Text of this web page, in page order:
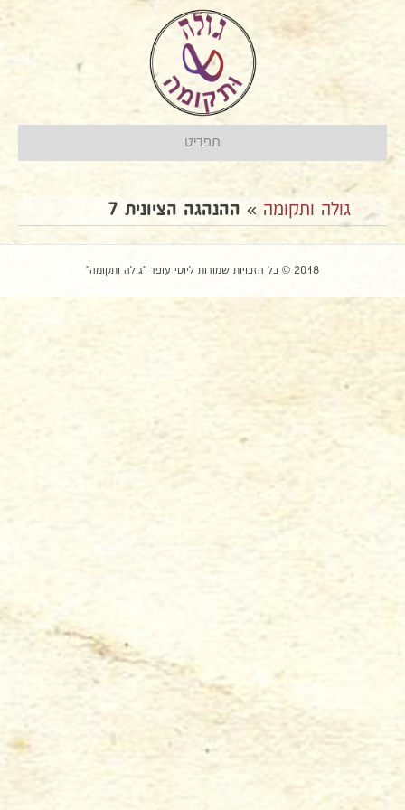
תפריט
גולה ותקומה » ההנהגה הציונית 7
2018 © כל הזכויות שמורות ליוסי עופר "גולה ותקומה"